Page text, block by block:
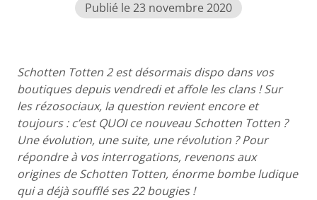
Publié le 23 novembre 2020
Schotten Totten 2 est désormais dispo dans vos
boutiques depuis vendredi et affole les clans ! Sur
les rézosociaux, la question revient encore et
toujours : c’est QUOI ce nouveau Schotten Totten ?
Une évolution, une suite, une révolution ? Pour
répondre à vos interrogations, revenons aux
origines de Schotten Totten, énorme bombe ludique
qui a déjà soufflé ses 22 bougies !